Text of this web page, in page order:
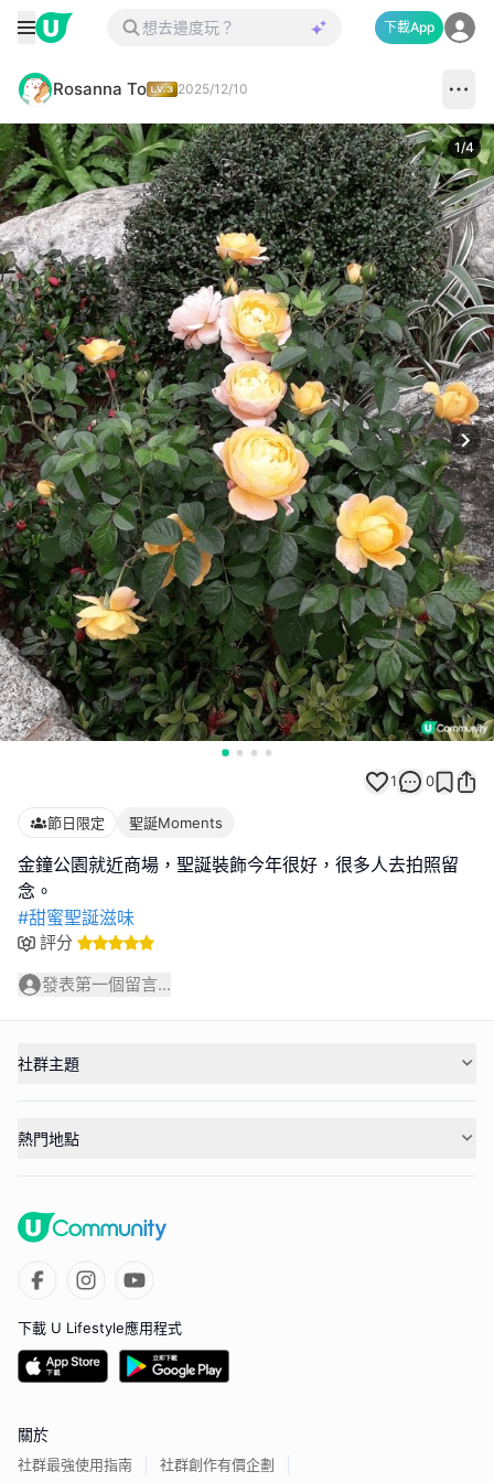
下載App
Rosanna To 2025/12/10
1/4
1 0
節日限定 聖誕Moments
金鐘公園就近商場，聖誕裝飾今年很好，很多人去拍照留
#甜蜜聖誕滋味
評分
發表第一個留言...
社群主題
熱門地點
下載 U Lifestyle應用程式
關於
社群最強使用指南 社群創作有價企劃